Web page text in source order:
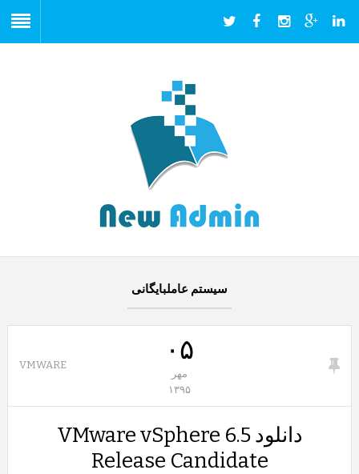
سیستم عاملبایگانی
۰۵
مهر
۱۳۹۵
VMWARE
دانلود VMware vSphere 6.5
Release Candidate